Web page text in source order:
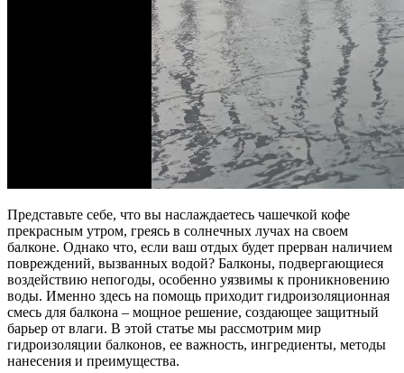
Представьте себе, что вы наслаждаетесь чашечкой кофе
прекрасным утром, греясь в солнечных лучах на своем
балконе. Однако что, если ваш отдых будет прерван наличием
повреждений, вызванных водой? Балконы, подвергающиеся
воздействию непогоды, особенно уязвимы к проникновению
воды. Именно здесь на помощь приходит гидроизоляционная
смесь для балкона – мощное решение, создающее защитный
барьер от влаги. В этой статье мы рассмотрим мир
гидроизоляции балконов, ее важность, ингредиенты, методы
нанесения и преимущества.